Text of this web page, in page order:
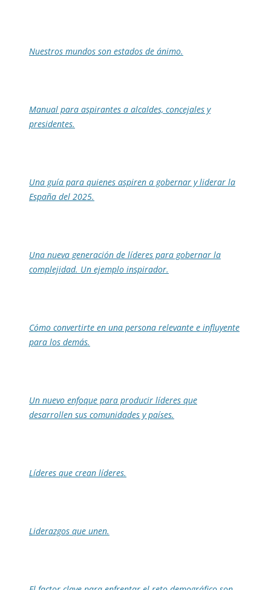
Nuestros mundos son estados de ánimo.
Manual para aspirantes a alcaldes, concejales y
presidentes.
Una guía para quienes aspiren a gobernar y liderar la
España del 2025.
Una nueva generación de líderes para gobernar la
complejidad. Un ejemplo inspirador.
Cómo convertirte en una persona relevante e influyente
para los demás.
Un nuevo enfoque para producir líderes que
desarrollen sus comunidades y países.
Líderes que crean líderes.
Liderazgos que unen.